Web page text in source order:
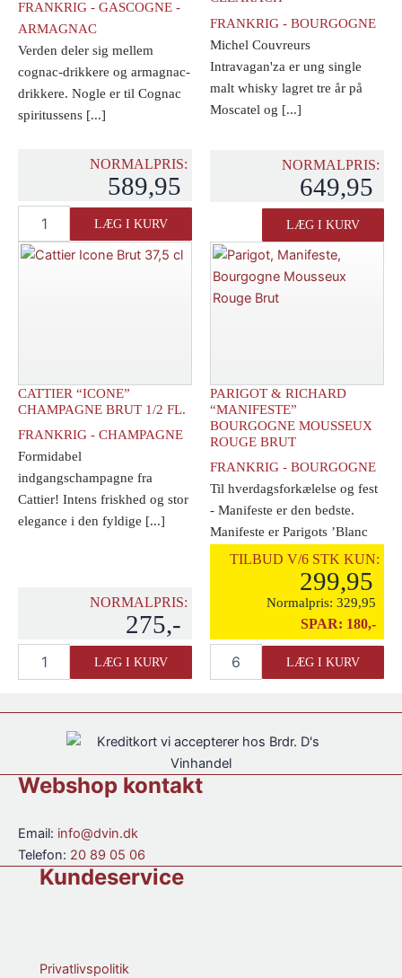
FRANKRIG - GASCOGNE -
ARMAGNAC
Verden deler sig mellem
cognac-drikkere og armagnac-
drikkere. Nogle er til Cognac
spiritussens [...]
NORMALPRIS:
589,95
Artiguelongue
Armagnac
10
LÆG I KURV
FRANKRIG - BOURGOGNE
Michel Couvreurs
Intravagan'za er ung single
malt whisky lagret tre år på
Moscatel og [...]
NORMALPRIS:
649,95
"Intravagan'za"
Clearach
antal
LÆG I KURV
CATTIER “ICONE”
CHAMPAGNE BRUT 1/2 FL.
FRANKRIG - CHAMPAGNE
Formidabel
indgangschampagne fra
Cattier! Intens friskhed og stor
elegance i den fyldige [...]
NORMALPRIS:
275,-
"Icone"
LÆG I KURV
PARIGOT & RICHARD
“MANIFESTE”
BOURGOGNE MOUSSEUX
ROUGE BRUT
FRANKRIG - BOURGOGNE
Til hverdagsforkælelse og fest
- Manifeste er den bedste.
Manifeste er Parigots ’Blanc
de [...]
TILBUD V/6 STK KUN:
299,95
Normalpris: 329,95
SPAR: 180,-
Mousseux
Rouge
Brut
LÆG I KURV
Webshop kontakt
Email: info@dvin.dk
Telefon: 20 89 05 06
Kundeservice
Privatlivspolitik